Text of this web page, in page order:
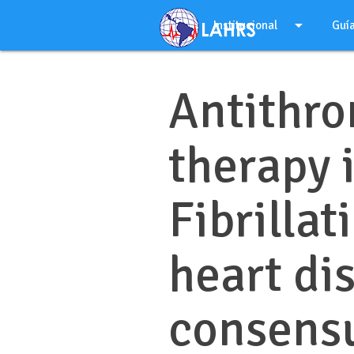
Institucional arrow_drop_down
therapy
heart